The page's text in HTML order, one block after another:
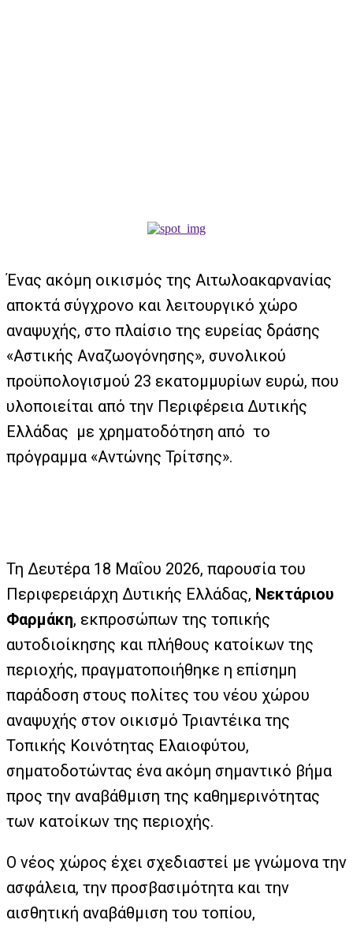
Ένας ακόμη οικισμός της Αιτωλοακαρνανίας
αποκτά σύγχρονο και λειτουργικό χώρο
αναψυχής, στο πλαίσιο της ευρείας δράσης
«Αστικής Αναζωογόνησης», συνολικού
προϋπολογισμού 23 εκατομμυρίων ευρώ, που
υλοποιείται από την Περιφέρεια Δυτικής
Ελλάδας με χρηματοδότηση από το
πρόγραμμα «Αντώνης Τρίτσης».
Τη Δευτέρα 18 Μαΐου 2026, παρουσία του
Περιφερειάρχη Δυτικής Ελλάδας, Νεκτάριου
Φαρμάκη, εκπροσώπων της τοπικής
αυτοδιοίκησης και πλήθους κατοίκων της
περιοχής, πραγματοποιήθηκε η επίσημη
παράδοση στους πολίτες του νέου χώρου
αναψυχής στον οικισμό Τριαντέικα της
Τοπικής Κοινότητας Ελαιοφύτου,
σηματοδοτώντας ένα ακόμη σημαντικό βήμα
προς την αναβάθμιση της καθημερινότητας
των κατοίκων της περιοχής.
Ο νέος χώρος έχει σχεδιαστεί με γνώμονα την
ασφάλεια, την προσβασιμότητα και την
αισθητική αναβάθμιση του τοπίου,